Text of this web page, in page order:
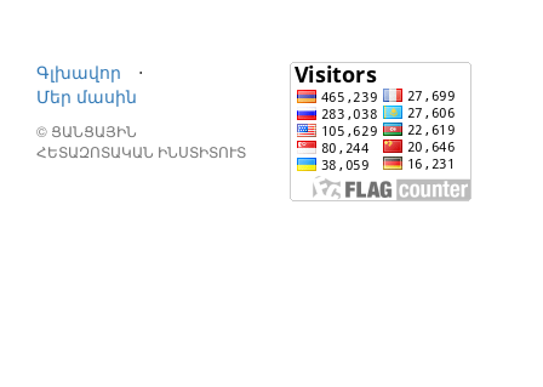
Գլխավոր
⋅
Մեր մասին
© ՑԱՆՑԱՅԻՆ
ՀԵՏԱԶՈՏԱԿԱՆ ԻՆՍՏԻՏՈՒՏ